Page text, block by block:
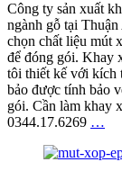
Công ty sản xuất
ngành gỗ tại
chọn chất liệu mút
để đóng gói. Khay
tôi thiết kế với kích
bảo được tính bảo
gói. Cần làm khay
0344.17.6269 …